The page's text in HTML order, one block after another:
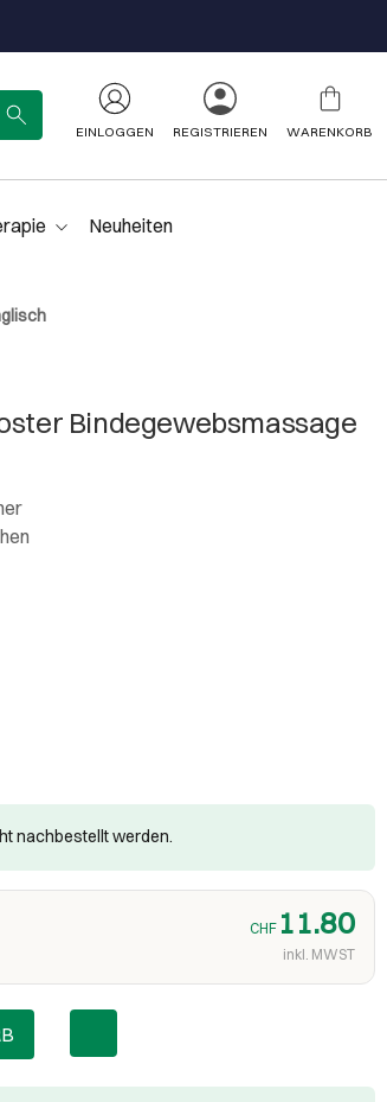
EINLOGGEN REGISTRIEREN WARENKORB
Neuheiten
Bindegewebsmassage
nachbestellt werden.
CHF 11.80
inkl. MWST